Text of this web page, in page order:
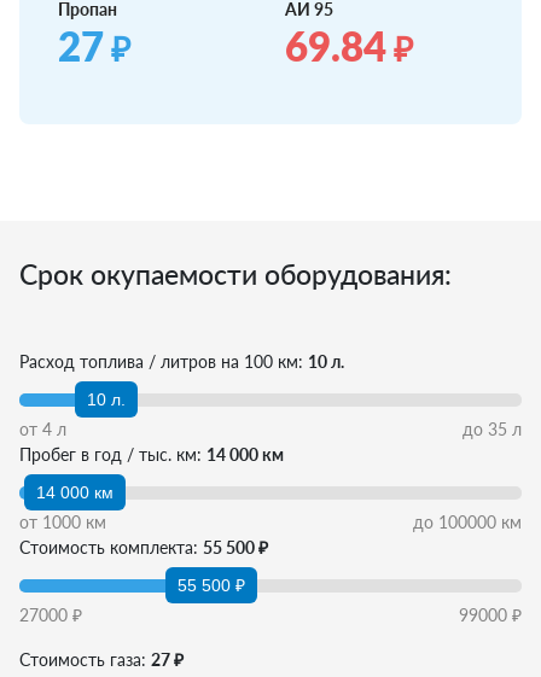
Пропан
27₽
АИ 95
69.84₽
Срок окупаемости оборудования:
Расход топлива / литров на 100 км: 10 л.
10 л.
от 4 л до 35 л
Пробег в год / тыс. км: 14 000 км
14 000 км
от 1000 км до 100000 км
Стоимость комплекта: 55 500 ₽
55 500 ₽
27000 ₽ 99000 ₽
Стоимость газа: 27 ₽